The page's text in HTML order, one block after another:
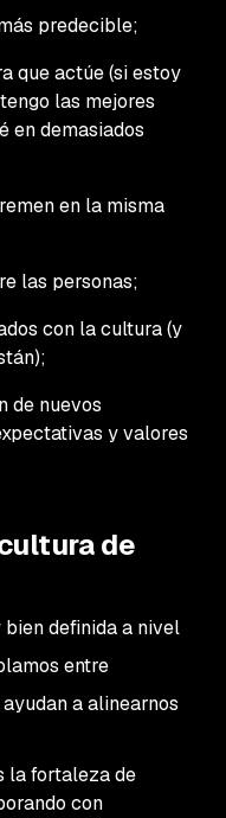
predecible;
que actúe (si estoy
las mejores
en demasiados
en la misma
las personas;
con la cultura (y
de nuevos
y valores
de
definida a nivel
entre
a alinearnos
la fortaleza de
con